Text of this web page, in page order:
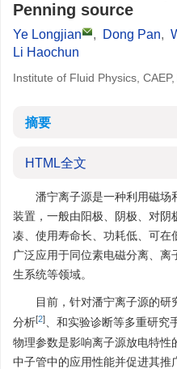
Penning source
Ye Longjian , Dong Pan,
Li Haochun
Institute of Fluid Physics,
摘要
HTML全文
潘宁离子源是一种利用磁场
装置，一般由阳极、阴极、对阴
凑、使用寿命长、功耗低、可在
广泛应用于同位素电磁分离、
生系统等领域。
目前，针对潘宁离子源的研
分析[2] 、和实验诊断等多重研究
物理参数是影响离子源放电特
中子管中的应用性能并促进其推